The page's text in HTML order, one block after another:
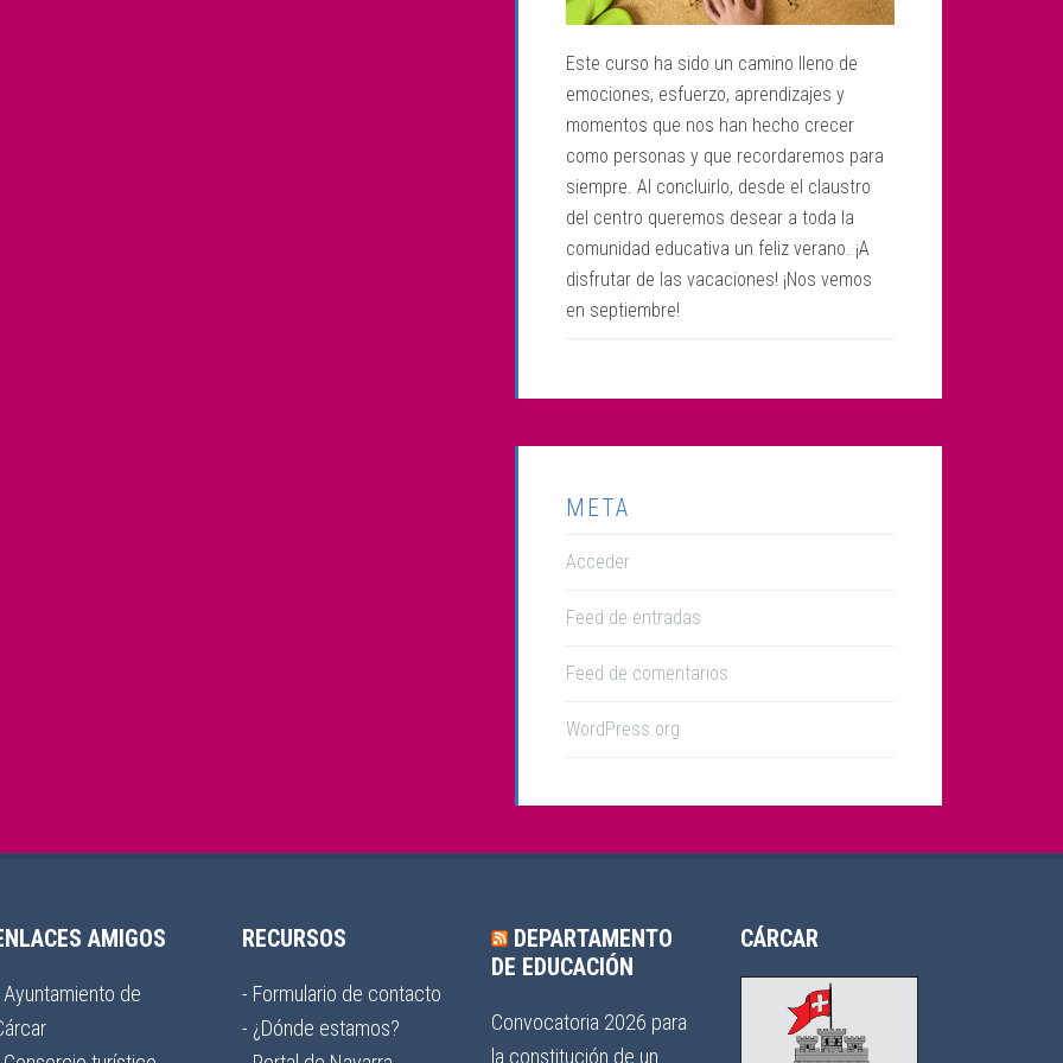
Este curso ha sido un camino lleno de
emociones, esfuerzo, aprendizajes y
momentos que nos han hecho crecer
como personas y que recordaremos para
siempre. Al concluirlo, desde el claustro
del centro queremos desear a toda la
comunidad educativa un feliz verano. ¡A
disfrutar de las vacaciones! ¡Nos vemos
en septiembre!
META
Acceder
Feed de entradas
Feed de comentarios
WordPress.org
AMIGOS
de
RECURSOS
- Formulario de contacto
- ¿Dónde estamos?
DEPARTAMENTO
DE EDUCACIÓN
Convocatoria 2026 para
la constitución de un
CÁRCAR